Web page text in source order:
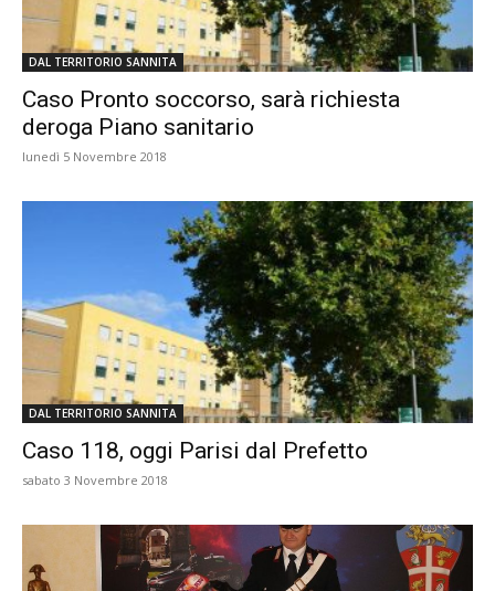
DAL TERRITORIO SANNITA
Caso Pronto soccorso, sarà richiesta
deroga Piano sanitario
lunedì 5 Novembre 2018
DAL TERRITORIO SANNITA
Caso 118, oggi Parisi dal Prefetto
sabato 3 Novembre 2018